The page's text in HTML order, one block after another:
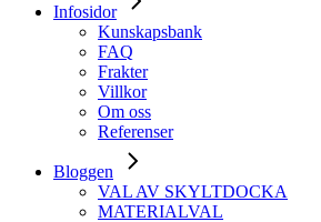
Infosidor
Kunskapsbank
FAQ
Frakter
Villkor
Om oss
Referenser
Bloggen
VAL AV SKYLTDOCKA
MATERIALVAL